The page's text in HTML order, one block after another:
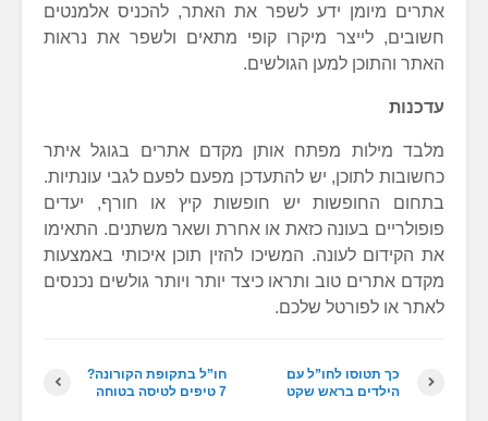
אתרים מיומן ידע לשפר את האתר, להכניס אלמנטים
חשובים, לייצר מיקרו קופי מתאים ולשפר את נראות
האתר והתוכן למען הגולשים.
עדכנות
מלבד מילות מפתח אותן מקדם אתרים בגוגל איתר
כחשובות לתוכן, יש להתעדכן מפעם לפעם לגבי עונתיות.
בתחום החופשות יש חופשות קיץ או חורף, יעדים
פופולריים בעונה כזאת או אחרת ושאר משתנים. התאימו
את הקידום לעונה. המשיכו להזין תוכן איכותי באמצעות
מקדם אתרים טוב ותראו כיצד יותר ויותר גולשים נכנסים
לאתר או לפורטל שלכם.
חו”ל בתקופת הקורונה?
7 טיפים לטיסה בטוחה
כך תטוסו לחו”ל עם
הילדים בראש שקט